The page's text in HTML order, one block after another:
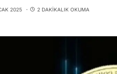
2025 2 DAKIKALIK OKUMA